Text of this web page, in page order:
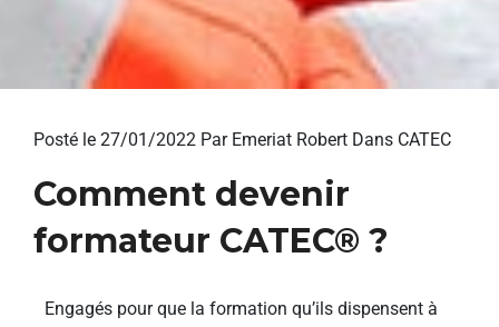
Posté le 27/01/2022 Par Emeriat Robert Dans CATEC
Comment devenir
formateur CATEC® ?
Engagés pour que la formation qu’ils dispensent à